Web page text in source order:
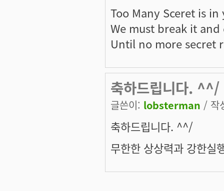
Too Many Sceret is
We must break it
Until no more secret
축하드립니다. ^^/
글쓴이: lobsterman / 작
축하드립니다. ^^/
무한한 상상력과 강한실